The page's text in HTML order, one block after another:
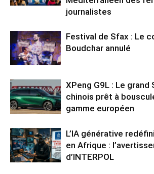
journalistes
Festival de Sfax : Le
Boudchar annulé
XPeng G9L : Le grand
chinois prêt à
gamme européen
L’IA générative
en Afrique :
d’INTERPOL